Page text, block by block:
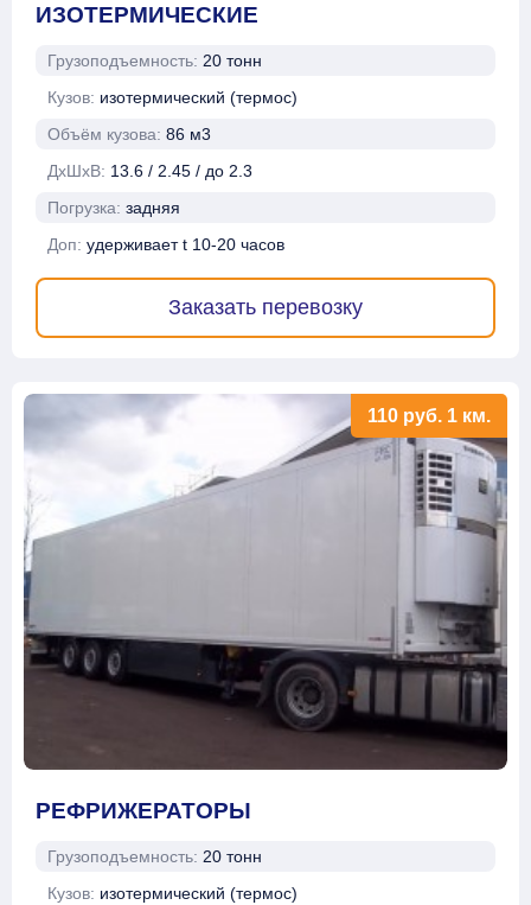
ИЗОТЕРМИЧЕСКИЕ
Грузоподъемность: 20 тонн
Кузов: изотермический (термос)
Объём кузова: 86 м3
ДхШхВ: 13.6 / 2.45 / до 2.3
Погрузка: задняя
Доп: удерживает t 10-20 часов
Заказать перевозку
РЕФРИЖЕРАТОРЫ
Грузоподъемность: 20 тонн
Кузов: изотермический (термос)
110 руб. 1 км.